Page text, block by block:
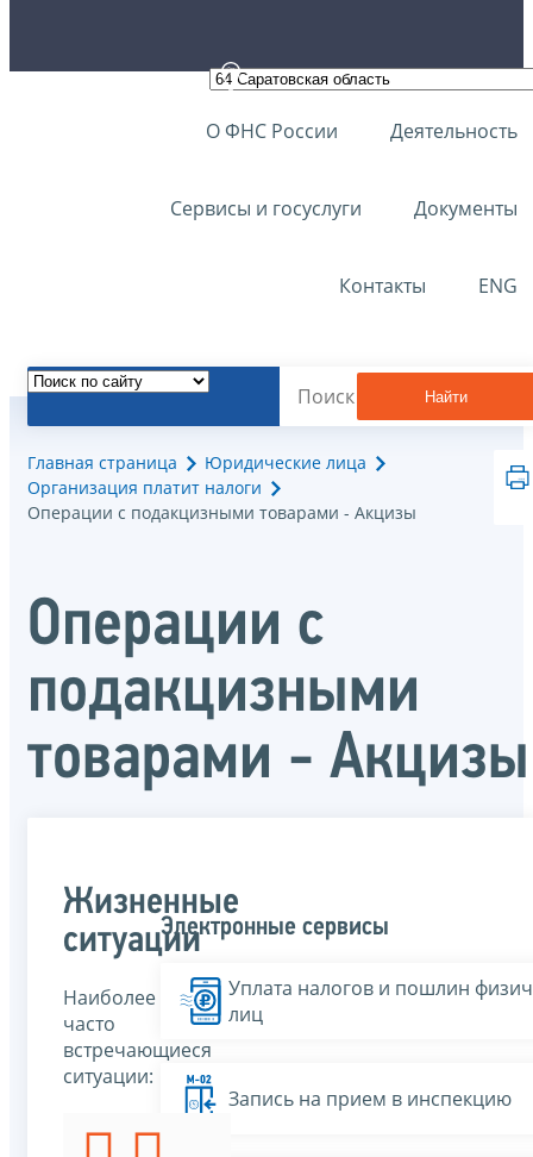
О ФНС России Деятельность
Сервисы и госуслуги Документы
Контакты ENG
Найти
Главная страница
Юридические лица
Организация платит налоги
Операции с подакцизными товарами - Акцизы
Операции с
подакцизными
товарами - Акцизы
Жизненные
ситуации
Наиболее
часто
встречающиеся
ситуации:
Электронные сервисы
Уплата налогов и пошлин
лиц
Запись на прием в инспекцию